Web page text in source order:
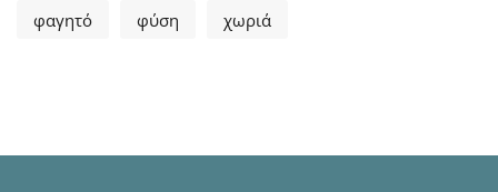
φαγητό φύση χωριά